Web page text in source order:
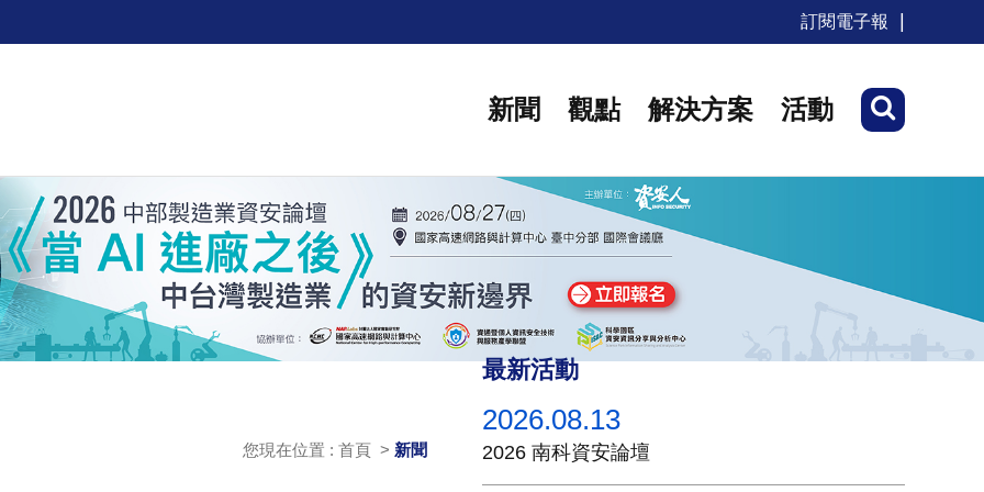
訂閱電子報
新聞 觀點 解決方案 活動
您現在位置 : 首頁 > 新聞
最新活動
2026.08.13
2026 南科資安論壇